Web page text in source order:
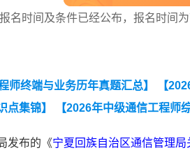
名时间及条件已经公布，报名时间
师终端与业务历年真题汇总】 【
点集锦】
【2026年中级通信工程师
发布的《宁夏回族自治区通信管理